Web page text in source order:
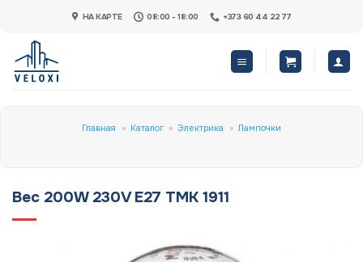
content
НА КАРТЕ 08:00 - 18:00 +373 60 44 22 77
Главная » Каталог » Электрика » Лампочки
Bec 200W 230V E27 TMK 1911